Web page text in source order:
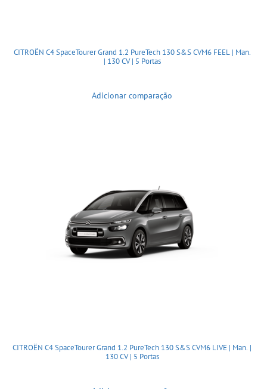
CITROËN C4 SpaceTourer Grand 1.2 PureTech 130 S&S CVM6 FEEL | Man.
| 130 CV | 5 Portas
Adicionar comparação
CITROËN C4 SpaceTourer Grand 1.2 PureTech 130 S&S CVM6 LIVE | Man. |
130 CV | 5 Portas